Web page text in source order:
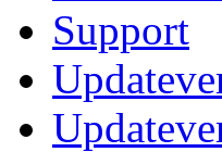
Support